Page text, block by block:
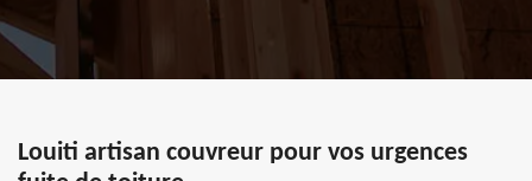
Louiti artisan couvreur pour vos urgences